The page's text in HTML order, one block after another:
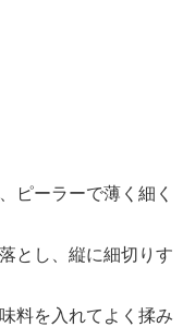
ピーラーで薄く細く
とし、縦に細切りす
料を入れてよく揉み